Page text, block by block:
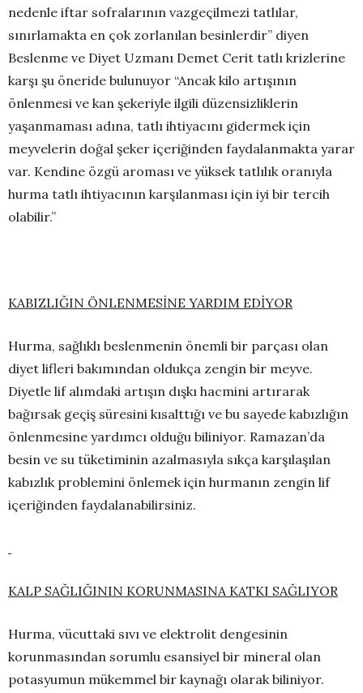
nedenle iftar sofralarının vazgeçilmezi tatlılar,
sınırlamakta en çok zorlanılan besinlerdir” diyen
Beslenme ve Diyet Uzmanı Demet Cerit tatlı krizlerine
karşı şu öneride bulunuyor “Ancak kilo artışının
önlenmesi ve kan şekeriyle ilgili düzensizliklerin
yaşanmaması adına, tatlı ihtiyacını gidermek için
meyvelerin doğal şeker içeriğinden faydalanmakta yarar
var. Kendine özgü aroması ve yüksek tatlılık oranıyla
hurma tatlı ihtiyacının karşılanması için iyi bir tercih
olabilir.”
KABIZLIĞIN ÖNLENMESİNE YARDIM EDİYOR
Hurma, sağlıklı beslenmenin önemli bir parçası olan
diyet lifleri bakımından oldukça zengin bir meyve.
Diyetle lif alımdaki artışın dışkı hacmini artırarak
bağırsak geçiş süresini kısalttığı ve bu sayede kabızlığın
önlenmesine yardımcı olduğu biliniyor. Ramazan’da
besin ve su tüketiminin azalmasıyla sıkça karşılaşılan
kabızlık problemini önlemek için hurmanın zengin lif
içeriğinden faydalanabilirsiniz.
KALP SAĞLIĞININ KORUNMASINA KATKI SAĞLIYOR
Hurma, vücuttaki sıvı ve elektrolit dengesinin
korunmasından sorumlu esansiyel bir mineral olan
potasyumun mükemmel bir kaynağı olarak biliniyor.